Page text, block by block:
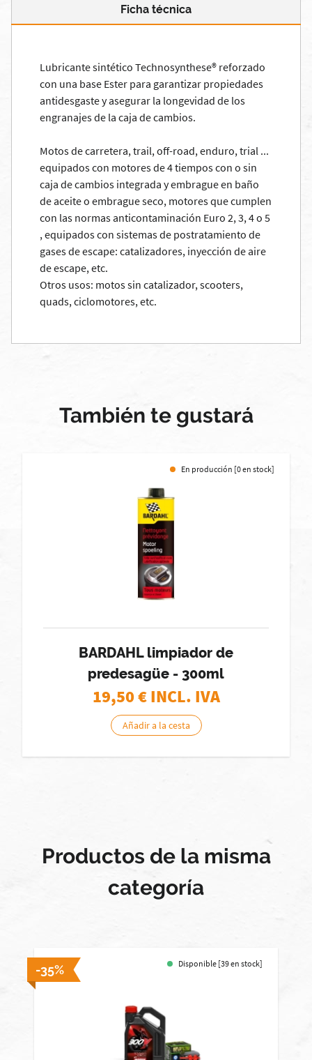
Ficha técnica
Lubricante sintético Technosynthese® reforzado
con una base Ester para garantizar propiedades
antidesgaste y asegurar la longevidad de los
engranajes de la caja de cambios.
Motos de carretera, trail, off-road, enduro, trial ...
equipados con motores de 4 tiempos con o sin
caja de cambios integrada y embrague en baño
de aceite o embrague seco, motores que cumplen
con las normas anticontaminación Euro 2, 3, 4 o 5
, equipados con sistemas de postratamiento de
gases de escape: catalizadores, inyección de aire
de escape, etc.
Otros usos: motos sin catalizador, scooters,
quads, ciclomotores, etc.
También te gustará
En producción [0 en stock]
BARDAHL limpiador de
predesagüe - 300ml
19,50€ INCL. IVA
Añadir a la cesta
Productos de la misma
categoría
-35% Disponible [39 en stock]